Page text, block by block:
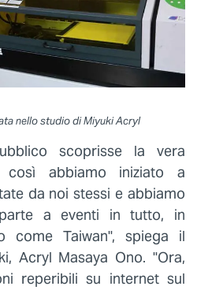
nello studio di Miyuki Acryl
scoprisse la vera
così abbiamo iniziato a
da noi stessi e abbiamo
a eventi in tutto, in
come Taiwan", spiega il
Acryl Masaya Ono. "Ora,
reperibili su internet sul